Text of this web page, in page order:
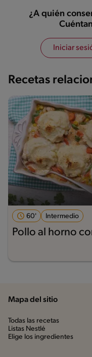
¿A quién
Iniciar
Recetas
60' Intermedio
Pollo al horno
Mapa del sitio
Todas las recetas
Listas Nestlé
Elige los ingredientes